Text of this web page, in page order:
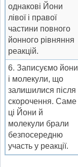
однакові Йони
лівої і правої
частини повного
йонного рівняння
реакцій.
6. Записуємо йони
і молекули, що
залишилися після
скорочення. Саме
ці Йони й
молекули брали
безпосередню
участь у реакції.